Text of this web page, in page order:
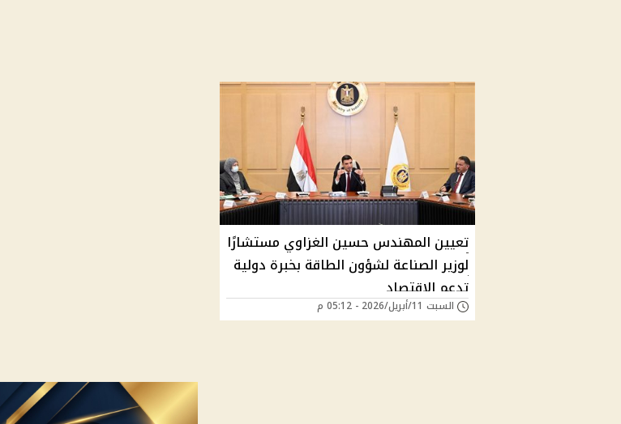
تعيين المهندس حسين الغزاوي مستشارًا
لوزير الصناعة لشؤون الطاقة بخبرة دولية
تدعم الاقتصاد
السبت 11/أبريل/2026 - 05:12 م